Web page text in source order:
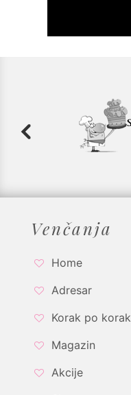
Venčanja
Home
Adresar
Korak po korak
Magazin
Akcije